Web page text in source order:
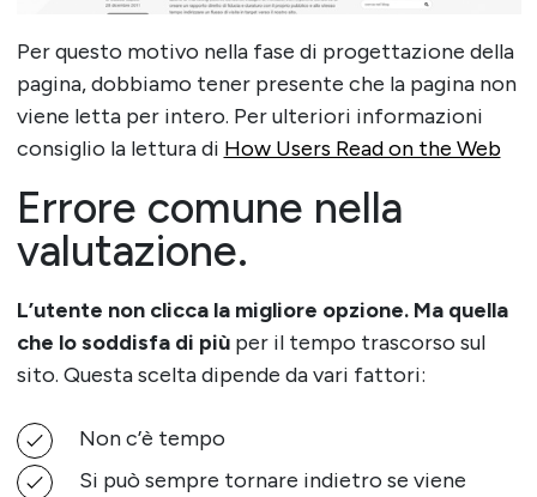
Per questo motivo nella fase di progettazione della
pagina, dobbiamo tener presente che la pagina non
viene letta per intero. Per ulteriori informazioni
consiglio la lettura di How Users Read on the Web
Errore comune nella
valutazione.
L’utente non clicca la migliore opzione. Ma quella
che lo soddisfa di piùper il tempo trascorso sul
sito. Questa scelta dipende da vari fattori:
Non c’è tempo
Si può sempre tornare indietro se viene